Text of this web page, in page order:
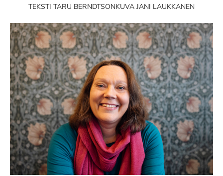
TEKSTI TARU BERNDTSONKUVA JANI LAUKKANEN